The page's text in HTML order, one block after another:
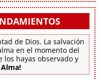
de Dios. La salvación
en el momento del
hayas observado y
Alma!